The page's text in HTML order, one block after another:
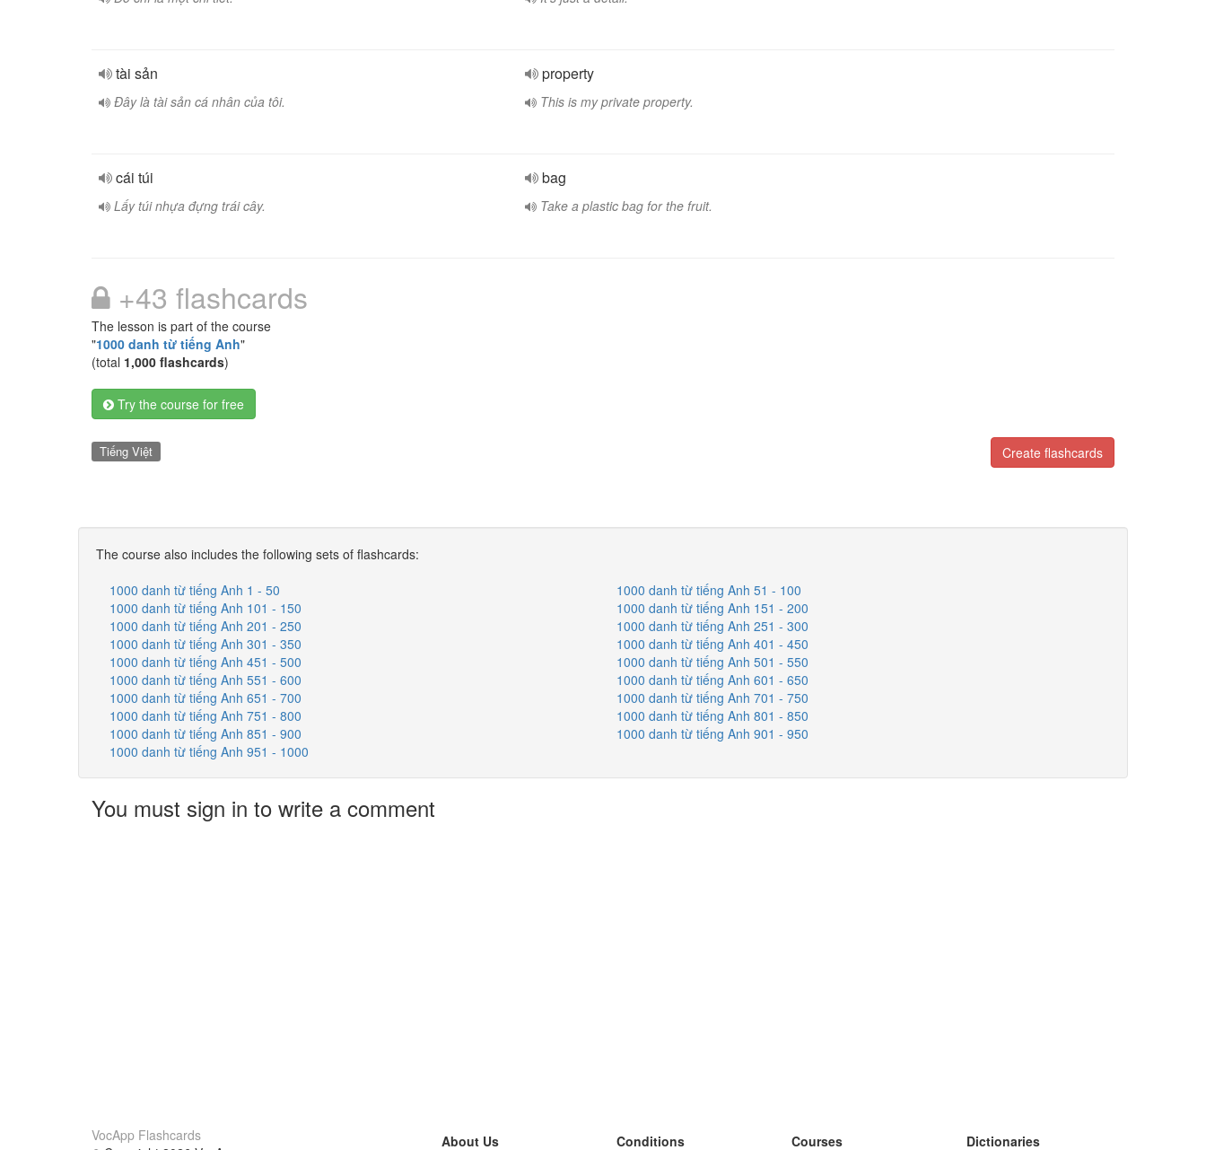
tài sản
Đây là tài sản cá nhân của tôi.
property
This is my private property.
cái túi
Lấy túi nhựa đựng trái cây.
bag
Take a plastic bag for the fruit.
+43 flashcards
The lesson is part of the course
"1000 danh từ tiếng Anh"
(total 1,000 flashcards)
Try the course for free
Create flashcards
Tiếng Việt
The course also includes the following sets of flashcards:
1000 danh từ tiếng Anh 1 - 50
1000 danh từ tiếng Anh 51 - 100
1000 danh từ tiếng Anh 101 - 150
1000 danh từ tiếng Anh 151 - 200
1000 danh từ tiếng Anh 201 - 250
1000 danh từ tiếng Anh 251 - 300
1000 danh từ tiếng Anh 301 - 350
1000 danh từ tiếng Anh 401 - 450
1000 danh từ tiếng Anh 451 - 500
1000 danh từ tiếng Anh 501 - 550
1000 danh từ tiếng Anh 551 - 600
1000 danh từ tiếng Anh 601 - 650
1000 danh từ tiếng Anh 651 - 700
1000 danh từ tiếng Anh 701 - 750
1000 danh từ tiếng Anh 751 - 800
1000 danh từ tiếng Anh 801 - 850
1000 danh từ tiếng Anh 851 - 900
1000 danh từ tiếng Anh 901 - 950
1000 danh từ tiếng Anh 951 - 1000
You must sign in to write a comment
VocApp Flashcards
About Us Conditions Courses Dictionaries